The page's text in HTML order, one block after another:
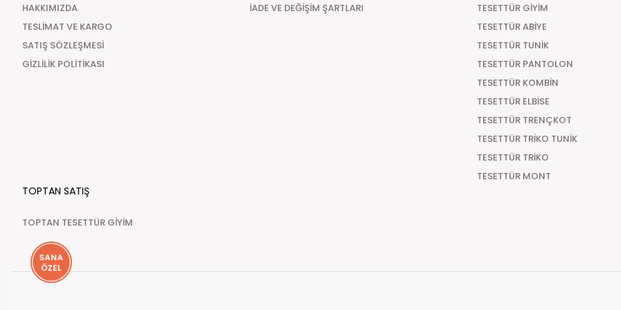
seçeneği ile sipariş verilecek olunursa kapıda
Türkiye'nin her yerine Kapıda Ödemeli sipariş
aracılık etmesi sebebiyle +29.99 TL Kapıda
Teslimat Süresi
Tüm Siparişleriniz PTT KARGO Güvencesi ile 2-5
süre 7 güne kadar uzayabilmektedir
HAKKIMIZDA
TESLİMAT VE KARGO
SATIŞ SÖZLEŞMESİ
GİZLİLİK POLİTİKASI
İADE VE DEĞİŞİM ŞARTLARI
TESETTÜR GİYİM
TESETTÜR ABİYE
TESETTÜR TUNİK
TESETTÜR PANTOLON
TESETTÜR KOMBİN
TESETTÜR ELBİSE
TESETTÜR TRENÇKOT
TESETTÜR TRİKO TUNİK
TESETTÜR TRİKO
TESETTÜR MONT
TOPTAN SATIŞ
TOPTAN TESETTÜR GİYİM